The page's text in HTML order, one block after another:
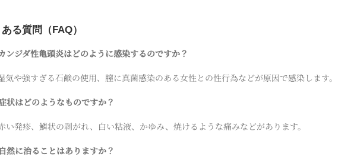
る質問（FAQ）
ンジダ性亀頭炎はどのように感染するのですか？
気や強すぎる石鹸の使用、膣に真菌感染のある女性との性行為などが原因で感染します。
状はどのようなものですか？
い発疹、鱗状の剥がれ、白い粘液、かゆみ、焼けるような痛みなどがあります。
然に治ることはありますか？